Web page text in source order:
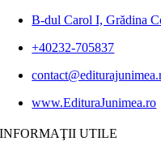
B-dul Carol I, Grădina
+40232-705837
www.EdituraJunimea.ro
INFORMAŢII UTILE